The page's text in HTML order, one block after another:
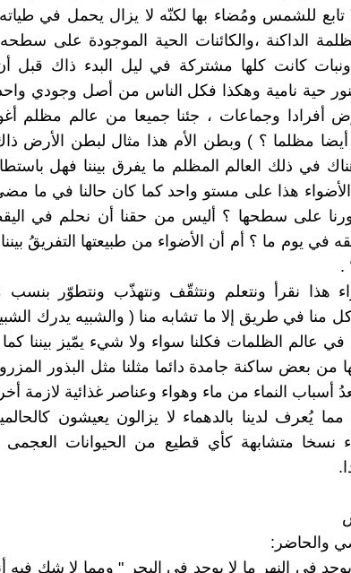
للشمس ومُضاء بها لكنّه لا يزال يحمل في طياته
الداكنة ،والكائنات الحية الموجودة على
ونبات كانت كلها مشتركة في ليل البدء ذاك قبل
حية نامية وهكذا فكل الناس من أصل وجودي واحد
أفرادا وجماعات ، جئنا جميعا من عالم مظلم
أيضا مظلما ؟ ) وبطن الأم هذا مثال لبطن الأرض
في ذلك العالم المظلم ما يفرق بيننا فهل
هذا على مستو واحد كما كان حالنا في ما
على سطحها ؟ أليس من حقنا أن نحلم في
في يوم ما ؟ أم أن الأضواء من طبيعتها التفريقُ
.
هذا نقرأ ونتعلم ونتثقّف ونتهذّب ونتطوّر بنسب
منا في طريق إلا ما تشابه منا ( والشبيه يدرك
عالم الظلمات فكلنا سواء ولا شيء يمّيز بيننا كما
من بعض ساكنة جامدة دائما مثلنا مثل البذور
أسباب النماء من ماء وهواء وعناصر غذائية لازمة
مما يُعرف لدينا بالدهماء لا يزالون يعيشون
نسخا متشابهة كأي قطيع من الحيوانات
والحاضر:
في النهر ما لا يوجد في البحر " ومما لا شك فيه